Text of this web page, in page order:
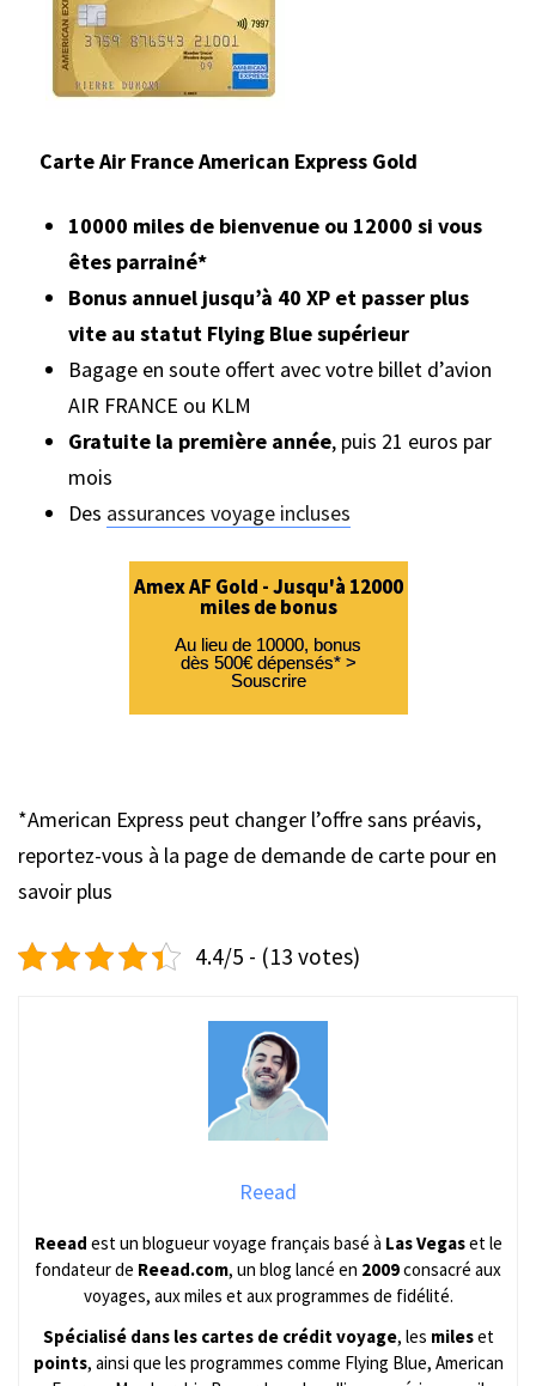
Carte Air France American Express Gold
10000 miles de bienvenue ou 12000 si vous
êtes parrainé*
Bonus annuel jusqu’à 40 XP et passer plus
vite au statut Flying Blue supérieur
Bagage en soute offert avec votre billet d’avion
AIR FRANCE ou KLM
Gratuite la première année, puis 21 euros par
mois
Des assurances voyage incluses
Amex AF Gold - Jusqu'à 12000
miles de bonus
Au lieu de 10000, bonus
dès 500€ dépensés* >
Souscrire
*American Express peut changer l’offre sans préavis,
reportez-vous à la page de demande de carte pour en
savoir plus
4.4/5 - (13 votes)
Reead
Reead est un blogueur voyage français basé à Las Vegaset le
fondateur de Reead.com, un blog lancé en 2009consacré aux
voyages, aux miles et aux programmes de fidélité.
Spécialisé dans les cartes de crédit voyage, les mileset
points, ainsi que les programmes comme Flying Blue, American